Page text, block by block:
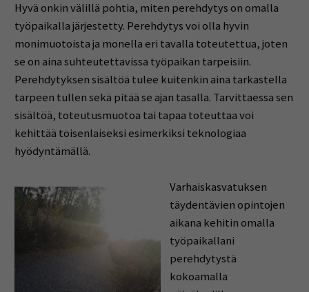
Hyvä onkin välillä pohtia, miten perehdytys on omalla
työpaikalla järjestetty. Perehdytys voi olla hyvin
monimuotoista ja monella eri tavalla toteutettua, joten
se on aina suhteutettavissa työpaikan tarpeisiin.
Perehdytyksen sisältöä tulee kuitenkin aina tarkastella
tarpeen tullen sekä pitää se ajan tasalla. Tarvittaessa sen
sisältöä, toteutusmuotoa tai tapaa toteuttaa voi
kehittää toisenlaiseksi esimerkiksi teknologiaa
hyödyntämällä.
Varhaiskasvatuksen
täydentävien opintojen
aikana kehitin omalla
työpaikallani
perehdytystä
kokoamalla